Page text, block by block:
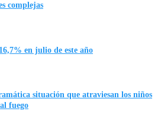
complejas
en julio de este año
situación que atraviesan los niños
fuego